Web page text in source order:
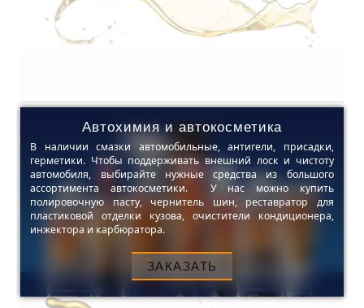
Автохимия и автокосметика
В наличии смазки автомобильные, антигели, присадки,
герметики. Чтобы поддерживать внешний лоск и чистоту
автомобиля, выбирайте нужные средства из большого
ассортимента автокосметики. У нас можно купить
полировочную пасту, чернитель шин, реставратор для
пластиковой отделки кузова, очистители кондиционера,
инжектора и карбюратора.
ЗАКАЗАТЬ